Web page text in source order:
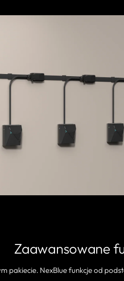
Zaawansowane
pakiecie. NexBlue funkcje od